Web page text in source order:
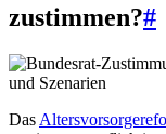
zustimmen?#
Das